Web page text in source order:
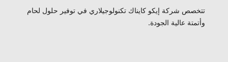
تتخصص شركة إيكو كايناك تكنولوجيلاري في توفير حلول لحام
وأتمتة عالية الجودة.